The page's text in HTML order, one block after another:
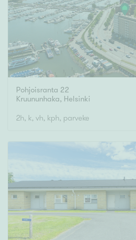
Pohjoisranta 22
Kruununhaka, Helsinki
2h, k, vh, kph, parveke